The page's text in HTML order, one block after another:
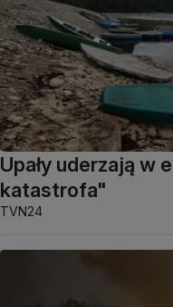
Upały uderzają w
katastrofa"
TVN24